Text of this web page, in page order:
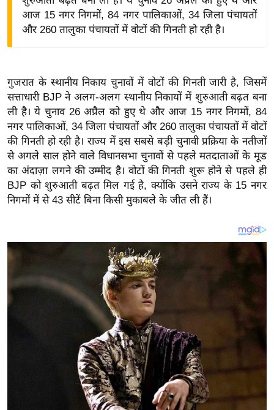
ष
ज्ञ
रा
य
ब
ज
ट
खे
क्रि
I
आज 15 नगर निगमों, 84 नगर पालिकाओं, 34 जिला पंचायतों
और 260 तालुका पंचायतों में वोटों की गिनती हो रही है।
गुजरात के स्थानीय निकाय चुनावों में वोटों की गिनती जारी है, जिसमें
सत्ताधारी BJP ने अलग-अलग स्थानीय निकायों में शुरुआती बढ़त बना
ली है। ये चुनाव 26 अप्रैल को हुए थे और आज 15 नगर निगमों, 84
नगर पालिकाओं, 34 जिला पंचायतों और 260 तालुका पंचायतों में वोटों
की गिनती हो रही है। राज्य में इस सबसे बड़ी चुनावी प्रक्रिया के नतीजों
से अगले साल होने वाले विधानसभा चुनावों से पहले मतदाताओं के मूड
का अंदाज़ा लगने की उम्मीद है। वोटों की गिनती शुरू होने से पहले ही
BJP को शुरुआती बढ़त मिल गई है, क्योंकि उसने राज्य के 15 नगर
निगमों में से 43 सीटें बिना किसी मुकाबले के जीत ली हैं।